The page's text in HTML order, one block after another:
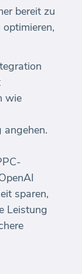
bereit zu
wie
angehen.
sparen,
Leistung